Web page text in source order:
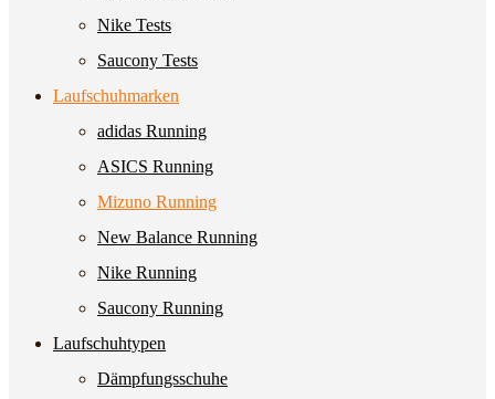
Nike Tests
Saucony Tests
Laufschuhmarken
adidas Running
ASICS Running
Mizuno Running
New Balance Running
Nike Running
Saucony Running
Laufschuhtypen
Dämpfungsschuhe